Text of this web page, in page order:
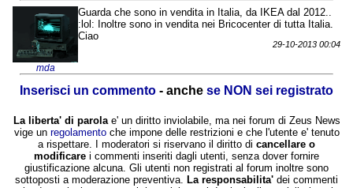
mda
Guarda che sono in vendita in Italia, da IKEA dal 2012..
:lol: Inoltre sono in vendita nei Bricocenter di tutta Italia.
Ciao
29-10-2013 00:04
Inserisci un commento - anche se NON sei registrato
La liberta' di parolae' un diritto inviolabile, ma nei forum di Zeus News
vige un regolamentoche impone delle restrizioni e che l'utente e' tenuto
a rispettare. I moderatori si riservano il diritto di cancellare o
modificare i commenti inseriti dagli utenti, senza dover fornire
giustificazione alcuna. Gli utenti non registrati al forum inoltre sono
sottoposti a moderazione preventiva. La responsabilita' dei commenti